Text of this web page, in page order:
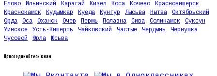
Елово
Ильинский Карагай Кизел Коса Кочево
Красновишерск
Краснокамск
Кудымкар Куеда Кунгур Лысьва Нытва
Октябрьский
Орда
Оса Оханск Очер Пермь Полазна Сива Соликамск
Суксун
Уинское
Усть-Кишерть Чайковский Частые Чердынь
Чернушка
Чусовой
Юрла Юсьва
Присоединяйтесь к нам